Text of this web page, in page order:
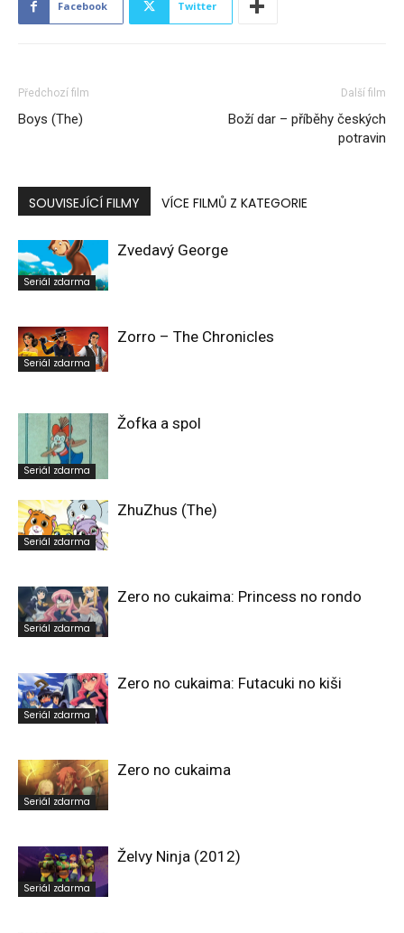
Facebook Twitter
Předchozí film
Boys (The)
Další film
Boží dar – příběhy českých
potravin
SOUVISEJÍCÍ FILMY VÍCE FILMŮ Z KATEGORIE
Seriál zdarma
Zvedavý George
Seriál zdarma
Zorro – The Chronicles
Seriál zdarma
Žofka a spol
Seriál zdarma
ZhuZhus (The)
Seriál zdarma
Zero no cukaima: Princess no rondo
Seriál zdarma
Zero no cukaima: Futacuki no kiši
Seriál zdarma
Zero no cukaima
Seriál zdarma
Želvy Ninja (2012)